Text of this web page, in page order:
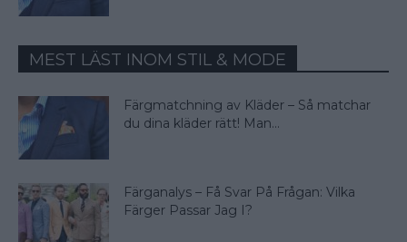
MEST LÄST INOM STIL & MODE
Färgmatchning av Kläder – Så matchar
du dina kläder rätt! Man...
Färganalys – Få Svar På Frågan: Vilka
Färger Passar Jag I?